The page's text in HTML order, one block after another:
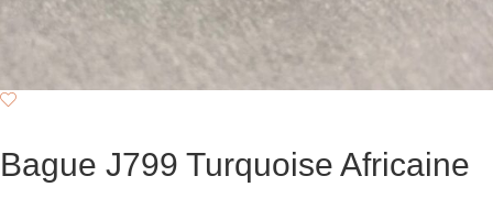
Bague J799 Turquoise Africaine